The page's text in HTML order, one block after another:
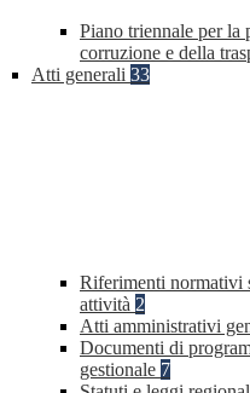
Piano triennale per la
corruzione e della
Atti generali 33
Riferimenti normativi
attività 2
Atti amministrativi
Documenti di
gestionale 7